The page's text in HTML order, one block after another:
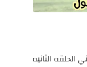
الحلقه الثانيه